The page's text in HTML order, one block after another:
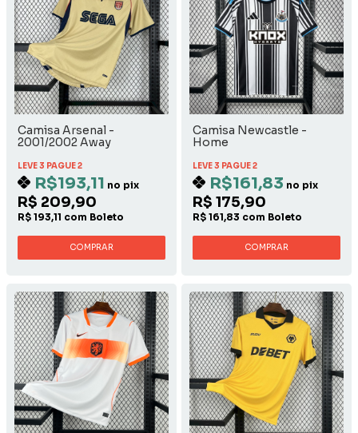
Camisa Arsenal -
2001/2002 Away
LEVE 3 PAGUE 2
R$193,11 no pix
R$ 209,90
R$ 193,11 com Boleto
COMPRAR
Camisa Newcastle -
Home
LEVE 3 PAGUE 2
R$161,83 no pix
R$ 175,90
R$ 161,83 com Boleto
COMPRAR